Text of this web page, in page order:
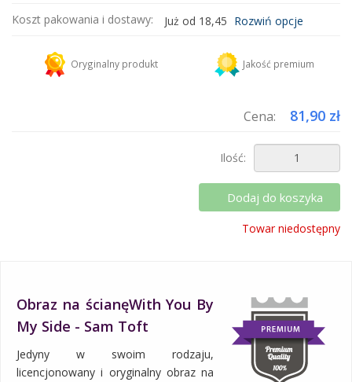
Koszt pakowania i dostawy: Już od 18,45 Rozwiń opcje
Kurier DHL
Dodaj więcej produktów do koszyka i zapłać za wysyłkę tylko raz!
Oryginalny produkt Jakość premium
Cena: 81,90 zł
Dodaj do koszyka
Ilość:
Towar niedostępny
Obraz na ścianęWith You By
My Side - Sam Toft
Jedyny w swoim rodzaju,
licencjonowany i oryginalny obraz na